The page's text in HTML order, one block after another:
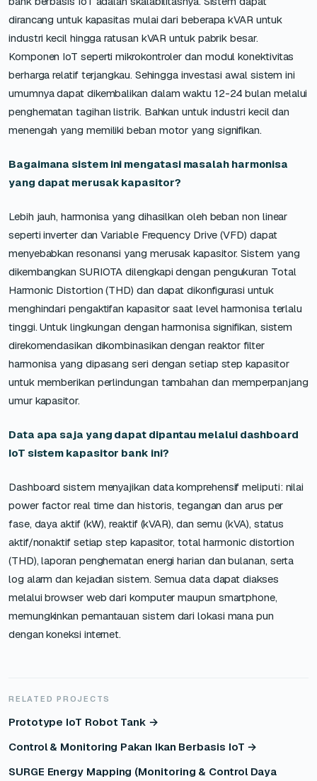
dirancang untuk kapasitas mulai dari beberapa kVAR untuk
industri kecil hingga ratusan kVAR untuk pabrik besar.
Komponen IoT seperti mikrokontroler dan modul konektivitas
berharga relatif terjangkau. Sehingga investasi awal sistem ini
umumnya dapat dikembalikan dalam waktu 12-24 bulan melalui
penghematan tagihan listrik. Bahkan untuk industri kecil dan
menengah yang memiliki beban motor yang signifikan.
Bagaimana sistem ini mengatasi masalah harmonisa
yang dapat merusak kapasitor?
Lebih jauh, harmonisa yang dihasilkan oleh beban non linear
seperti inverter dan Variable Frequency Drive (VFD) dapat
menyebabkan resonansi yang merusak kapasitor. Sistem yang
dikembangkan SURIOTA dilengkapi dengan pengukuran Total
Harmonic Distortion (THD) dan dapat dikonfigurasi untuk
menghindari pengaktifan kapasitor saat level harmonisa terlalu
tinggi. Untuk lingkungan dengan harmonisa signifikan, sistem
direkomendasikan dikombinasikan dengan reaktor filter
harmonisa yang dipasang seri dengan setiap step kapasitor
untuk memberikan perlindungan tambahan dan memperpanjang
umur kapasitor.
Data apa saja yang dapat dipantau melalui dashboard
IoT sistem kapasitor bank ini?
Dashboard sistem menyajikan data komprehensif meliputi: nilai
power factor real time dan historis, tegangan dan arus per
fase, daya aktif (kW), reaktif (kVAR), dan semu (kVA), status
aktif/nonaktif setiap step kapasitor, total harmonic distortion
(THD), laporan penghematan energi harian dan bulanan, serta
log alarm dan kejadian sistem. Semua data dapat diakses
melalui browser web dari komputer maupun smartphone,
memungkinkan pemantauan sistem dari lokasi mana pun
dengan koneksi internet.
RELATED PROJECTS
Prototype IoT Robot Tank →
Control & Monitoring Pakan Ikan Berbasis IoT →
SURGE Energy Mapping (Monitoring & Control Daya